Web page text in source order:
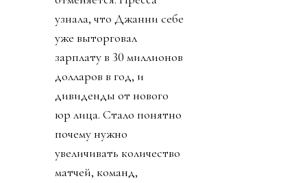
узнала, что Джанни себе
уже выторговал
зарплату в 30 миллионов
долларов в год, и
дивиденды от нового
юр лица. Стало понятно
почему нужно
увеличивать количество
матчей, команд,